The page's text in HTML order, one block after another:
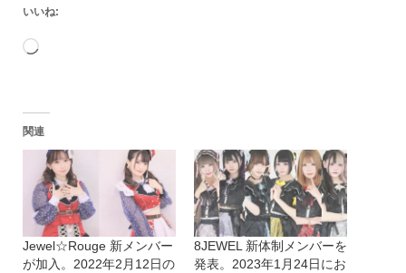
いいね:
読
込
み
中…
関連
Jewel☆Rouge 新メンバー
が加入。2022年2月12日の
8JEWEL 新体制メンバーを
発表。2023年1月24日にお